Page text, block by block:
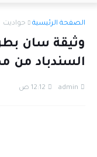
الصفحة الرئيسية حواديت
وثيقة سان
السندباد من
admin 12:12 ص